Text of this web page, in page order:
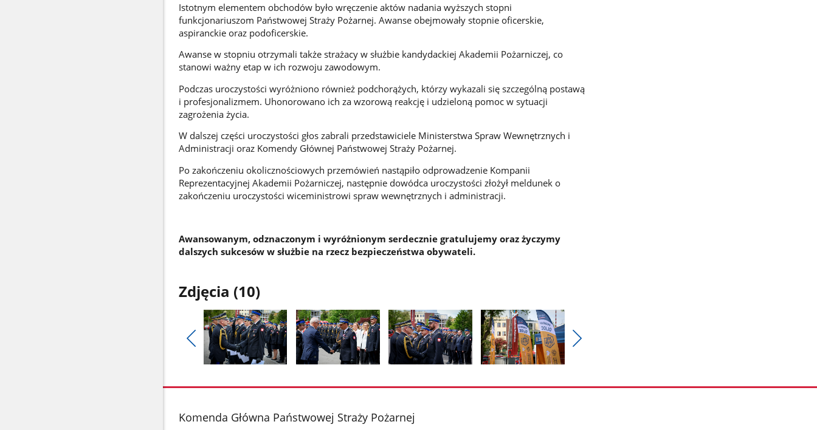
Istotnym elementem obchodów było wręczenie aktów nadania wyższych stopni
funkcjonariuszom Państwowej Straży Pożarnej. Awanse obejmowały stopnie oficerskie,
aspiranckie oraz podoficerskie.
Awanse w stopniu otrzymali także strażacy w służbie kandydackiej Akademii Pożarniczej, co
stanowi ważny etap w ich rozwoju zawodowym.
Podczas uroczystości wyróżniono również podchorążych, którzy wykazali się szczególną postawą
i profesjonalizmem. Uhonorowano ich za wzorową reakcję i udzieloną pomoc w sytuacji
zagrożenia życia.
W dalszej części uroczystości głos zabrali przedstawiciele Ministerstwa Spraw Wewnętrznych i
Administracji oraz Komendy Głównej Państwowej Straży Pożarnej.
Po zakończeniu okolicznościowych przemówień nastąpiło odprowadzenie Kompanii
Reprezentacyjnej Akademii Pożarniczej, następnie dowódca uroczystości złożył meldunek o
zakończeniu uroczystości wiceministrowi spraw wewnętrznych i administracji.
Awansowanym, odznaczonym i wyróżnionym serdecznie gratulujemy oraz życzymy
dalszych sukcesów w służbie na rzecz bezpieczeństwa obywateli.
Zdjęcia (10)
Pokaż
poprzednie
galerii.
galerii.
galerii.
stopka
Komenda Główna Państwowej Straży Pożarnej